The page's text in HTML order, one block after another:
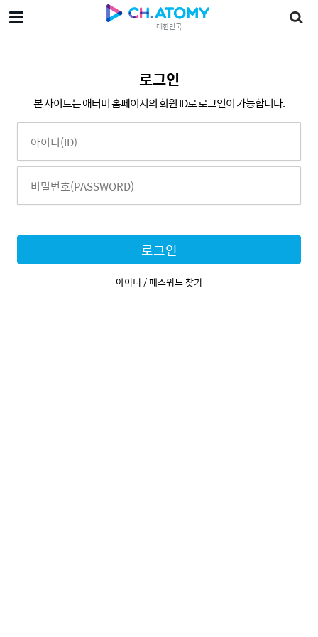
대한민국
로그인
본 사이트는 애터미 홈페이지의 회원 ID로 로그인이 가능합니다.
로그인
아이디 / 패스워드 찾기